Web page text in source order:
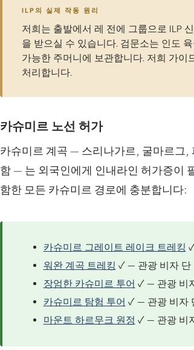
ILP의 실제 작동 원리
저희는 출발에서 레 전에 그룹으로 ILP
을 받으실 수 있습니다. 검문소는 인도
가능한 주머니에 보관합니다. 저희 가
처리합니다.
카슈미르 노선 허가
카슈미르 계곡 — 스리나가르, 굴마르그,
함 — 는 외국인에게 인내라인 허가증이
함한 모든 카슈미르 경로에 충분합니다:
카슈미르 그레이트 레이크 트레킹
워완 계곡 트레킹 ✓ — 관광 비자 단
장엄한 카슈미르 투어 ✓ — 관광 비
카슈미르 탐험 투어 ✓ — 관광 비자
마운트 하르무크 원정 ✓ — 관광 비